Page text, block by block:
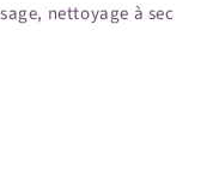
nettoyage à sec